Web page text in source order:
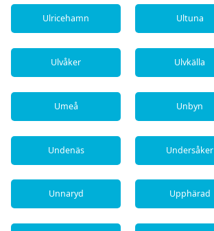
Ulricehamn Ultuna
Ulvåker Ulvkälla
Umeå Unbyn
Undenäs Undersåker
Unnaryd Upphärad